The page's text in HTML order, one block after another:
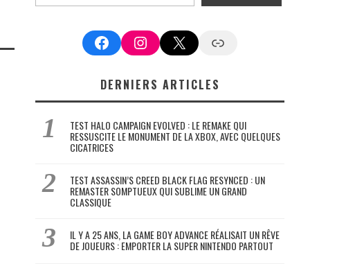
FacebookInstagram
X Google News
DERNIERS ARTICLES
TEST HALO CAMPAIGN EVOLVED : LE REMAKE QUI
RESSUSCITE LE MONUMENT DE LA XBOX, AVEC QUELQUES
CICATRICES
TEST ASSASSIN’S CREED BLACK FLAG RESYNCED : UN
REMASTER SOMPTUEUX QUI SUBLIME UN GRAND
CLASSIQUE
IL Y A 25 ANS, LA GAME BOY ADVANCE RÉALISAIT UN RÊVE
DE JOUEURS : EMPORTER LA SUPER NINTENDO PARTOUT